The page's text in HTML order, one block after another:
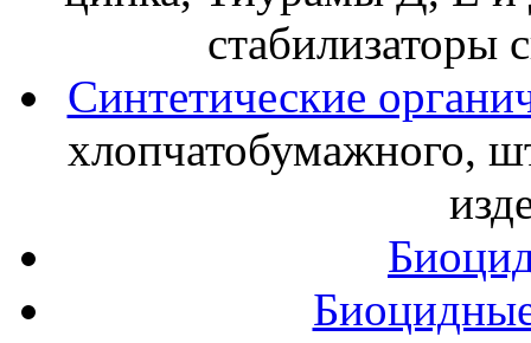
стабилизаторы
Синтетические
хлопчатобумажного,